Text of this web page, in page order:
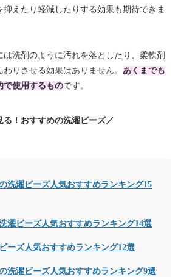
えたり軽減したりする効果も期待できま
は洗剤のように汚れを落としたり、柔軟剤
りさせる効果はありません。 あくまでも
で使用するものです。
る！おすすめの洗濯ビーズ／
洗濯ビーズ人気おすすめランキング15
濯ビーズ人気おすすめランキング14選
ーズ人気おすすめランキング12選
洗濯ビーズ人気おすすめランキング9選